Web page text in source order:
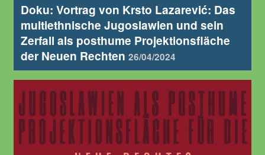
Doku: Vortrag von Krsto Lazarević: Das
multiethnische Jugoslawien und sein
Zerfall als posthume Projektionsfläche
der Neuen Rechten 26/04/2024